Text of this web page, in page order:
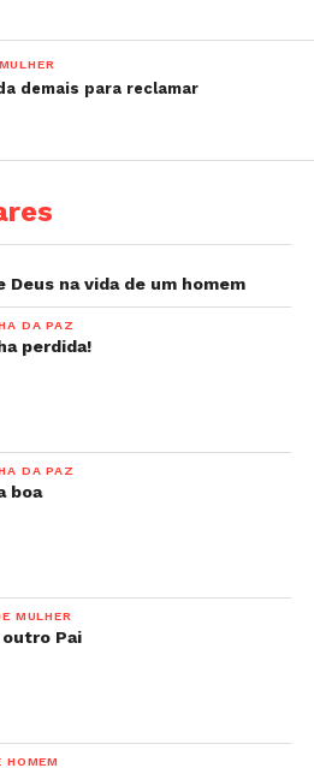
demais para reclamar
na vida de um homem
DA PAZ
perdida!
DA PAZ
boa
MULHER
outro Pai
HOMEM